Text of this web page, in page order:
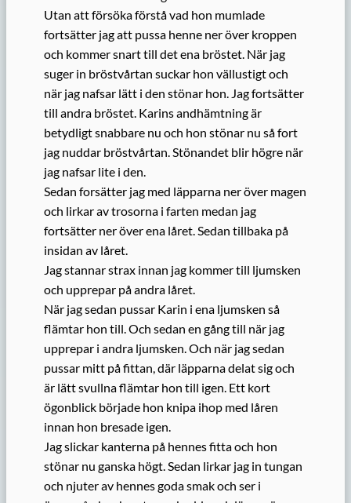
Utan att försöka förstå vad hon mumlade
fortsätter jag att pussa henne ner över kroppen
och kommer snart till det ena bröstet. När jag
suger in bröstvårtan suckar hon vällustigt och
när jag nafsar lätt i den stönar hon. Jag fortsätter
till andra bröstet. Karins andhämtning är
betydligt snabbare nu och hon stönar nu så fort
jag nuddar bröstvårtan. Stönandet blir högre när
jag nafsar lite i den.
Sedan forsätter jag med läpparna ner över magen
och lirkar av trosorna i farten medan jag
fortsätter ner över ena låret. Sedan tillbaka på
insidan av låret.
Jag stannar strax innan jag kommer till ljumsken
och upprepar på andra låret.
När jag sedan pussar Karin i ena ljumsken så
flämtar hon till. Och sedan en gång till när jag
upprepar i andra ljumsken. Och när jag sedan
pussar mitt på fittan, där läpparna delat sig och
är lätt svullna flämtar hon till igen. Ett kort
ögonblick började hon knipa ihop med låren
innan hon bresade igen.
Jag slickar kanterna på hennes fitta och hon
stönar nu ganska högt. Sedan lirkar jag in tungan
och njuter av hennes goda smak och ser i